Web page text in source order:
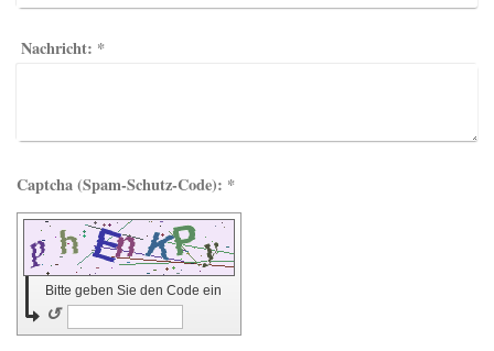
Nachricht: *
Captcha (Spam-Schutz-Code): *
Bitte geben Sie den Code ein
↺